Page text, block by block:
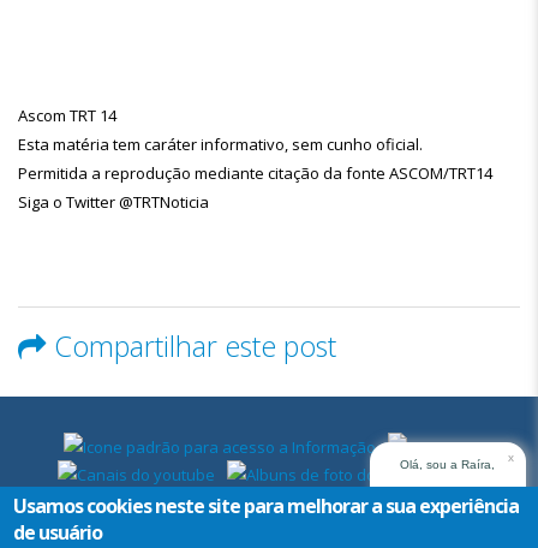
Ascom TRT 14
Esta matéria tem caráter informativo, sem cunho oficial.
Permitida a reprodução mediante citação da fonte ASCOM/TRT14
Siga o Twitter @TRTNoticia
Compartilhar este post
Olá, sou a Raíra,
assistente virtual do
TRT14. Em que posso
x
Usamos cookies neste site para melhorar a sua experiência
de usuário